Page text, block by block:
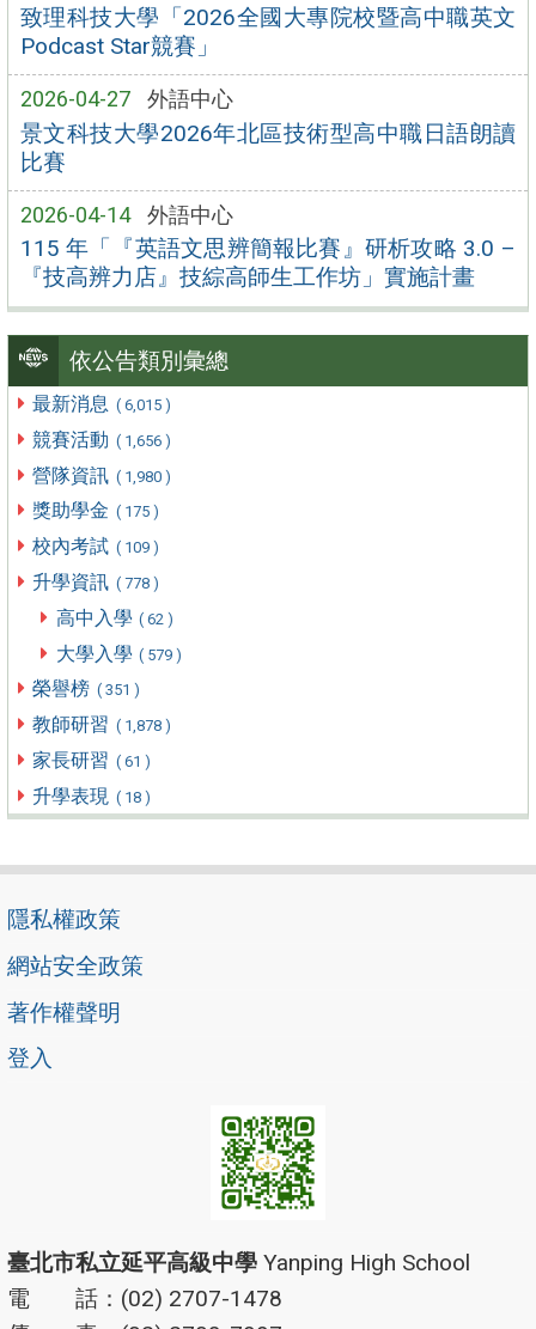
致理科技大學「2026全國大專院校暨高中職英文
Podcast Star競賽」
2026-04-27 外語中心
景文科技大學2026年北區技術型高中職日語朗讀
比賽
2026-04-14 外語中心
115 年「『英語文思辨簡報比賽』研析攻略 3.0 –
『技高辨力店』技綜高師生工作坊」實施計畫
依公告類別彙總
最新消息 ( 6,015 )
競賽活動 ( 1,656 )
營隊資訊 ( 1,980 )
獎助學金 ( 175 )
校內考試 ( 109 )
升學資訊 ( 778 )
高中入學 ( 62 )
大學入學 ( 579 )
榮譽榜 ( 351 )
教師研習 ( 1,878 )
家長研習 ( 61 )
升學表現 ( 18 )
隱私權政策
網站安全政策
著作權聲明
登入
臺北市私立延平高級中學 Yanping High School
電 話：(02) 2707-1478